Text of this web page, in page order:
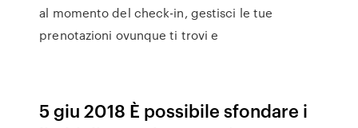
al momento del check-in, gestisci le tue
prenotazioni ovunque ti trovi e
5 giu 2018 È possibile sfondare i